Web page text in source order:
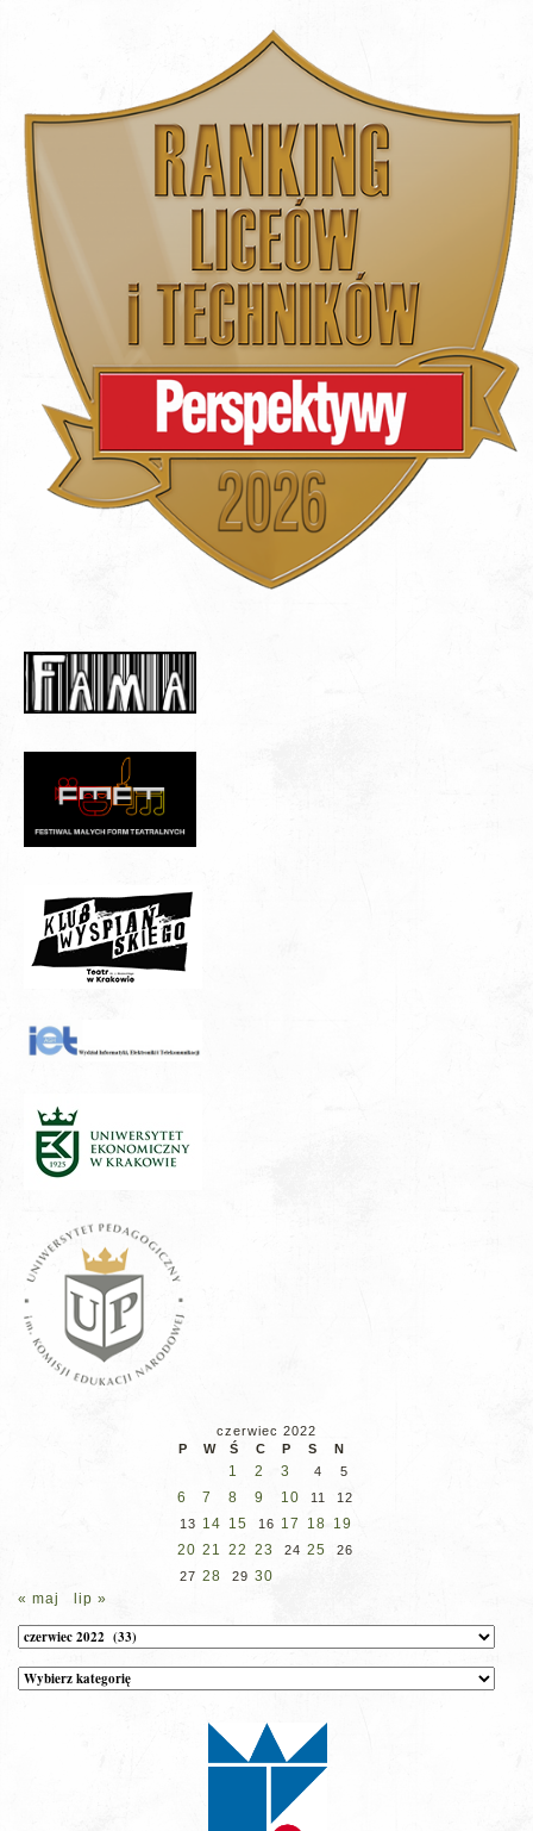
czerwiec 2022
P
W Ś C P S N
1 2 3 4 5
6 7 8 9 10 11
12
13 14 15 16 17 18 19
20 21 22 23 24 25
26
27 28 29 30
« maj
lip »
Archiwum
Kategorie
wpisów